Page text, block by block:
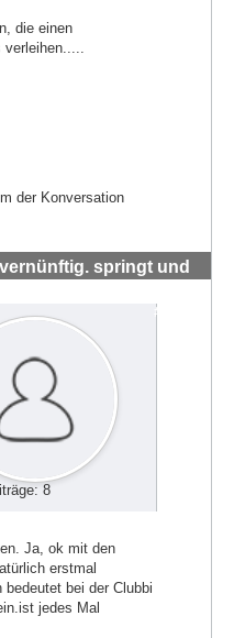
die einen
verleihen.....
der Konversation
springt und
#72005
8
Ja, ok mit den
erstmal
bei der Clubbi
jedes Mal